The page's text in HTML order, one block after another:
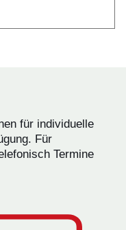
für individuelle
Für
Termine